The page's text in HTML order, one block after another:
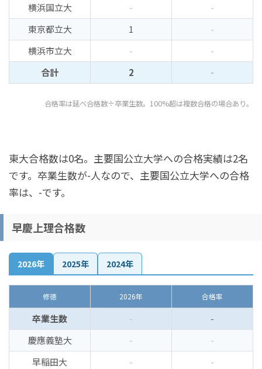
横浜国立大
-
-
東京都立大
1
-
横浜市立大
-
-
合計
2 -
合格率は延べ合格数÷卒業生数。100%超は複数合格の場合あり。
東大合格数は0名。主要国公立大学への合格実績は2名
です。卒業生数が-人なので、主要国公立大学への合格
率は、-です。
早慶上理合格数
2026年 2025年 2024年
修徳 2026年 合格率
卒業生数 -
-
慶應義塾大
-
-
早稲田大
-
-